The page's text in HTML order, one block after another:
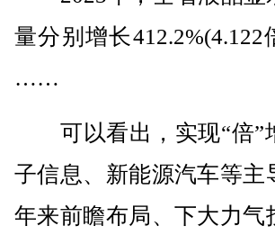
量分别增长412.2%(4.122
……
可以看出，实现“倍”
子信息、新能源汽车等主
年来前瞻布局、下大力气